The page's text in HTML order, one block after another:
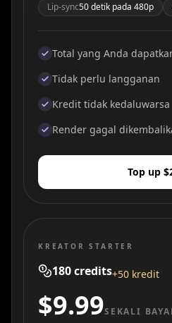
Lip-sync50 detik pada 480p
Total yang Anda
Tidak perlu langganan
Kredit tidak kedaluwarsa
Render gagal
Top up
KREATOR STARTER
180credits+50 kredit
$9.99SEKALI